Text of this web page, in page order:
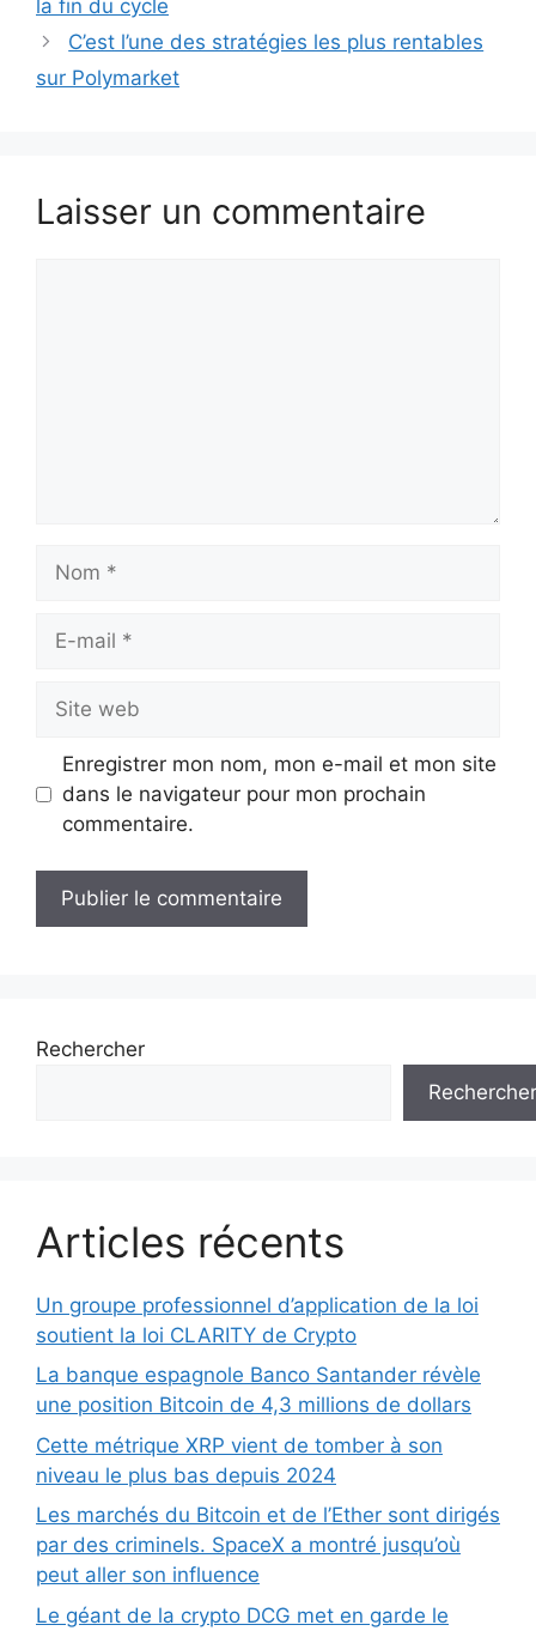
la fin du cycle
C’est l’une des stratégies les plus rentables
sur Polymarket
Laisser un commentaire
Nom
Site
web
Enregistrer mon nom, mon e-mail et mon site
dans le navigateur pour mon prochain
commentaire.
Rechercher
Rechercher
Articles récents
Un groupe professionnel d’application de la loi
soutient la loi CLARITY de Crypto
La banque espagnole Banco Santander révèle
une position Bitcoin de 4,3 millions de dollars
Cette métrique XRP vient de tomber à son
niveau le plus bas depuis 2024
Les marchés du Bitcoin et de l’Ether sont dirigés
par des criminels. SpaceX a montré jusqu’où
peut aller son influence
Le géant de la crypto DCG met en garde le